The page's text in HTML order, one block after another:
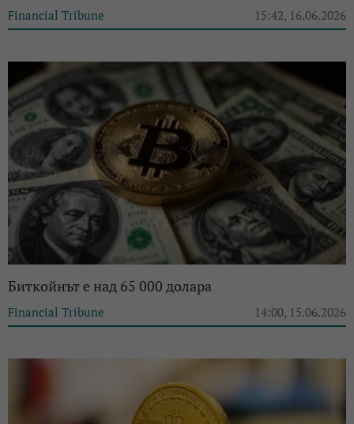
Financial Tribune 15:42, 16.06.2026
Биткойнът е над 65 000 долара
Financial Tribune 14:00, 15.06.2026